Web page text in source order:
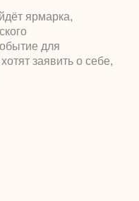
ярмарка,
для
заявить о себе,